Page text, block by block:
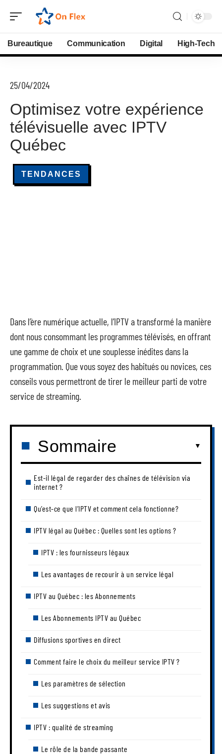
Bureautique Communication Digital High-Tech
25/04/2024
Optimisez votre expérience
télévisuelle avec IPTV
Québec
TENDANCES
Dans l’ère numérique actuelle, l’IPTV a transformé la manière
dont nous consommant les programmes télévisés, en offrant
une gamme de choix et une souplesse inédites dans la
programmation. Que vous soyez des habitués ou novices, ces
conseils vous permettront de tirer le meilleur parti de votre
service de streaming.
Sommaire
Est-il légal de regarder des chaînes de télévision via
internet ?
Qu’est-ce que l’IPTV et comment cela fonctionne?
IPTV légal au Québec : Quelles sont les options ?
IPTV : les fournisseurs légaux
Les avantages de recourir à un service légal
IPTV au Québec : les Abonnements
Les Abonnements IPTV au Québec
Diffusions sportives en direct
Comment faire le choix du meilleur service IPTV ?
Les paramètres de sélection
Les suggestions et avis
IPTV : qualité de streaming
Le rôle de la bande passante